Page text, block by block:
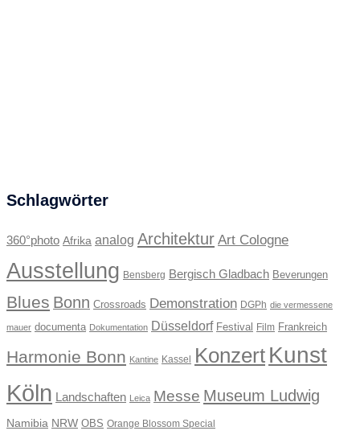
Schlagwörter
360°photo Afrika analog Architektur Art Cologne
Ausstellung Bensberg Bergisch Gladbach Beverungen
Blues Bonn Crossroads Demonstration DGPh die vermessene
mauer documenta Dokumentation Düsseldorf Festival Film Frankreich
Harmonie Bonn Kantine Kassel Konzert Kunst
Köln Landschaften Leica Messe Museum Ludwig
Namibia NRW OBS Orange Blossom Special